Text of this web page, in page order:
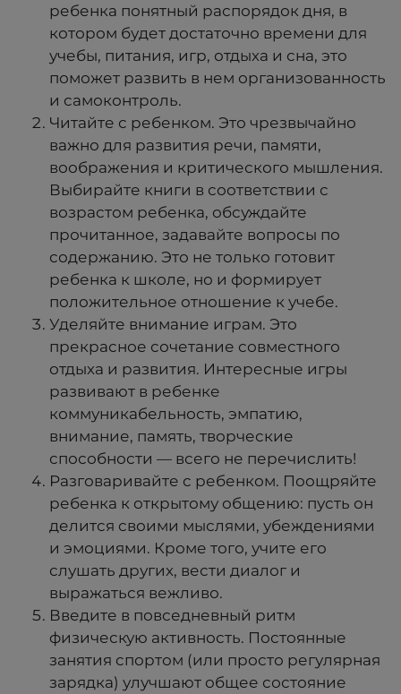
ребенка понятный распорядок дня, в
котором будет достаточно времени для
учебы, питания, игр, отдыха и сна, это
поможет развить в нем организованность
и самоконтроль.
Читайте с ребенком. Это чрезвычайно
важно для развития речи, памяти,
воображения и критического мышления.
Выбирайте книги в соответствии с
возрастом ребенка, обсуждайте
прочитанное, задавайте вопросы по
содержанию. Это не только готовит
ребенка к школе, но и формирует
положительное отношение к учебе.
Уделяйте внимание играм. Это
прекрасное сочетание совместного
отдыха и развития. Интересные игры
развивают в ребенке
коммуникабельность, эмпатию,
внимание, память, творческие
способности — всего не перечислить!
Разговаривайте с ребенком. Поощряйте
ребенка к открытому общению: пусть он
делится своими мыслями, убеждениями
и эмоциями. Кроме того, учите его
слушать других, вести диалог и
выражаться вежливо.
Введите в повседневный ритм
физическую активность. Постоянные
занятия спортом (или просто регулярная
зарядка) улучшают общее состояние